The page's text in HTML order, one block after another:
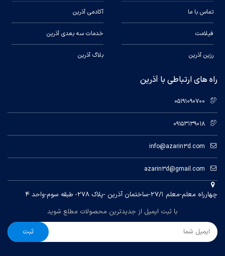
تماس با ما
فیلامت
رزین آذرین
آکادمی آذرین
خدمات سه بعدی آذرین
بلاگ آذرین
راه های ارتباطی با آذرین
05191090700
09153139018
info@azarin3d.com
azarin3d@gmail.com
چهارراه معلم-معلم ۲۷/۱-ساختمان آذرین -پلاک ۲۷۸- طبقه سوم-واحد ۴
با ثبت ایمیل از جدیدترین محصولات مطلع شوید
ثبت